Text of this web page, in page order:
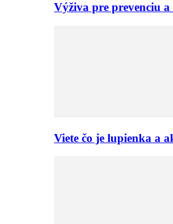
Výživa pre prevenciu
Viete čo je lupienka a